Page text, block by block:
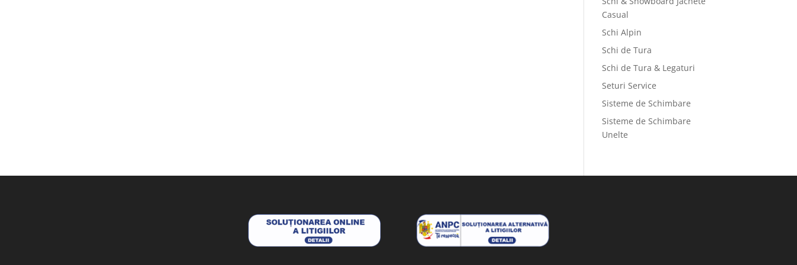
Casual
Schi Alpin
Schi de Tura
Schi de Tura & Legaturi
Seturi Service
Sisteme de Schimbare
Sisteme de Schimbare
Unelte